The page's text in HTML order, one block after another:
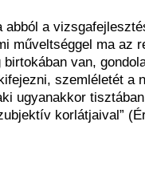
abból a
műveltséggel ma az
van,
szemléletét a
ugyanakkor
korlátjaival”